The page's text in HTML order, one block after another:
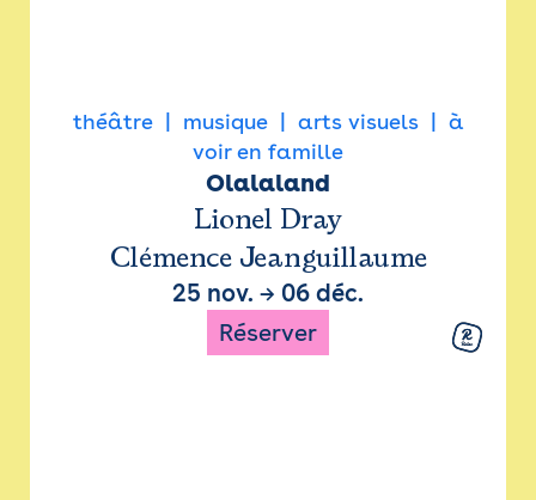
théâtre musique arts visuels
à
voir en famille
Olalaland
Lionel Dray
Clémence Jeanguillaume
25 nov. → 06 déc.
Réserver